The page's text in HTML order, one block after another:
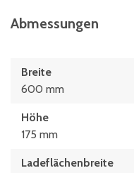
Abmessungen
Breite
600 mm
Höhe
175 mm
Ladeflächenbreite